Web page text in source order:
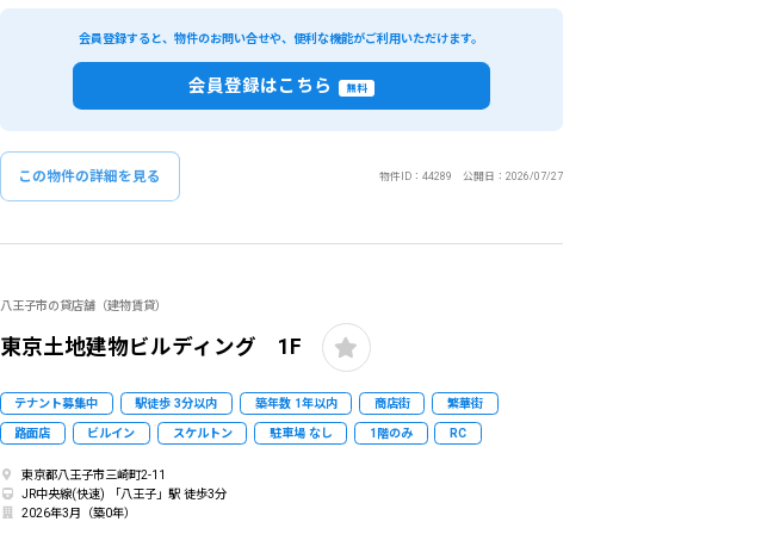
会員登録すると、物件のお問い合せや、便利な機能がご利用いただけます。
会員登録はこちら 無料
物件ID：44289 公開日：2026/07/27
この物件の詳細を見る
八王子市の貸店舗（建物賃貸）
東京土地建物ビルディング 1F
テナント募集中 駅徒歩 3分以内 築年数 1年以内 商店街 繁華街
路面店 ビルイン スケルトン 駐車場 なし 1階のみ RC
東京都八王子市三崎町2-11
JR中央線(快速) 「八王子」駅 徒歩3分
2026年3月（築0年）